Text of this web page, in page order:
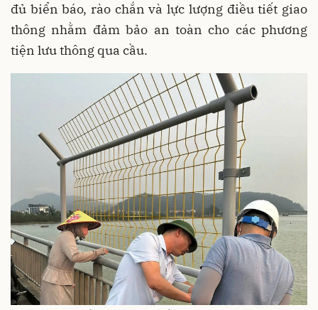
đủ biển báo, rào chắn và lực lượng điều tiết giao
thông nhằm đảm bảo an toàn cho các phương
tiện lưu thông qua cầu.